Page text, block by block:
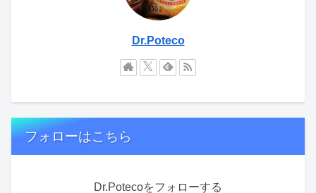
Dr.Poteco
フォローはこちら
Dr.Potecoをフォローする